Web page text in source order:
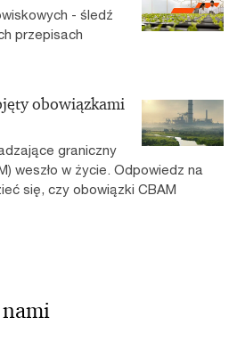
- śledź
przepisach
obowiązkami
graniczny
weszło w życie. Odpowiedz na
się, czy obowiązki CBAM